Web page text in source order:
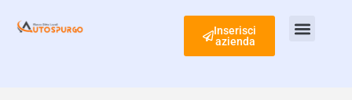
Inserisci
azienda